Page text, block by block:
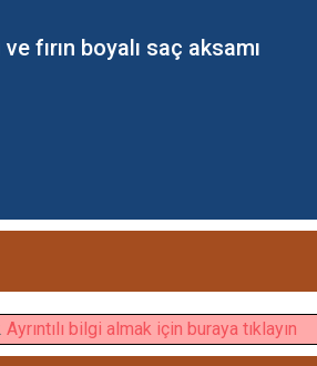
fırın boyalı saç aksamı
Ayrıntılı bilgi almak için buraya tıklayın